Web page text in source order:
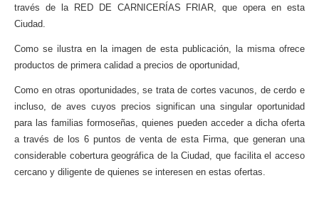
través de la RED DE CARNICERÍAS FRIAR, que opera en esta
Ciudad.
Como se ilustra en la imagen de esta publicación, la misma ofrece
productos de primera calidad a precios de oportunidad,
Como en otras oportunidades, se trata de cortes vacunos, de cerdo e
incluso, de aves cuyos precios significan una singular oportunidad
para las familias formoseñas, quienes pueden acceder a dicha oferta
a través de los 6 puntos de venta de esta Firma, que generan una
considerable cobertura geográfica de la Ciudad, que facilita el acceso
cercano y diligente de quienes se interesen en estas ofertas.